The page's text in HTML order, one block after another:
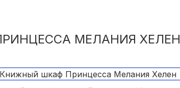
МЕЛАНИЯ ХЕЛЕН